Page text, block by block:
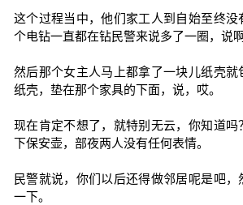
这个过程当中，他们家工人到自始至终没
个电钻一直都在钻民警来说多了一圈，说
然后那个女主人马上都拿了一块儿纸壳就
纸壳，垫在那个家具的下面，说，哎。
现在肯定不想了，就特别无云，你知道吗
下保安壶，部夜两人没有任何表情。
民警就说，你们以后还得做邻居呢是吧
一下。